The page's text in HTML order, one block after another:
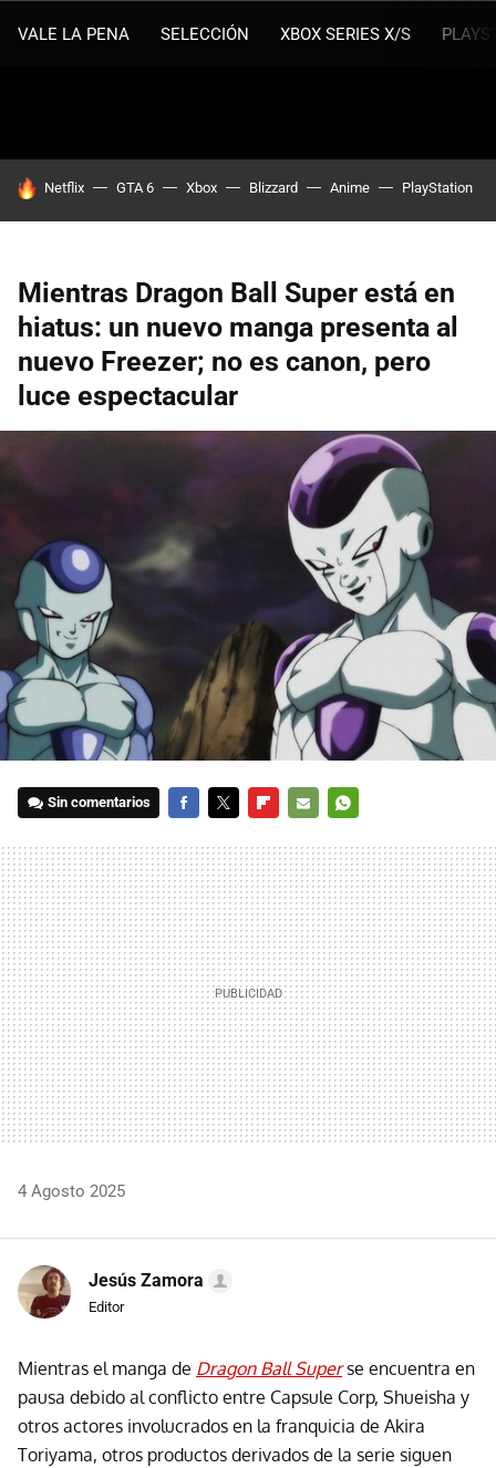
VALE LA PENA SELECCIÓN XBOX SERIES X/S
HOY SE HABLA DE
Netflix GTA 6 Xbox Blizzard Anime PlayStation
Mientras Dragon Ball Super está en
hiatus: un nuevo manga presenta al
nuevo Freezer; no es canon, pero
luce espectacular
Sin comentarios
MAIL
4 Agosto 2025
Jesús Zamora
Editor
Mientras el manga de Dragon Ball Superse encuentra en
pausa debido al conflicto entre Capsule Corp, Shueisha y
otros actores involucrados en la franquicia de Akira
Toriyama, otros productos derivados de la serie siguen